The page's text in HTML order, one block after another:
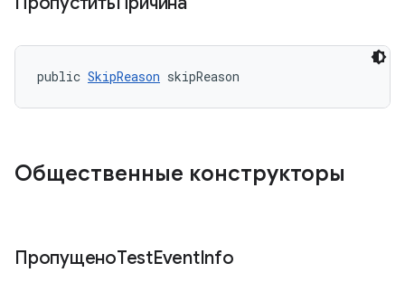
public SkipReason skipReason
Общественные конструкторы
ПропущеноTestEventInfo